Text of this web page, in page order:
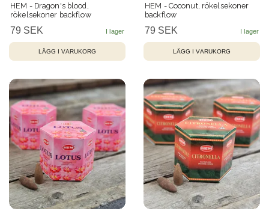
HEM - Dragon's blood,
rökelsekoner backflow
79 SEK
HEM - Coconut, rökelsekoner
backflow
79 SEK